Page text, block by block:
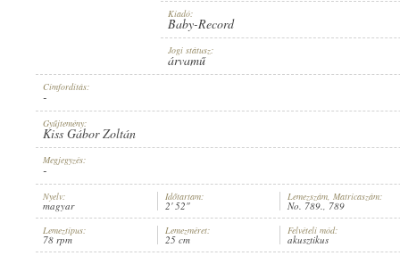
BABY-RECORD
PLATTENAUFNAHME:
Kiadó:
Baby-Record
Jogi státusz:
árvamű
Címfordítás:
-
Gyűjtemény:
Kiss Gábor Zoltán
Megjegyzés:
-
Nyelv:
magyar
Időtartam:
2' 52"
Lemezszám, Matricaszám:
No. 789., 789
Lemeztípus:
78 rpm
Lemezméret:
25 cm
Felvételi mód:
akusztikus